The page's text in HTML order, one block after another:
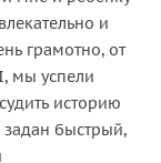
и
грамотно, от
мы успели
историю
быстрый,